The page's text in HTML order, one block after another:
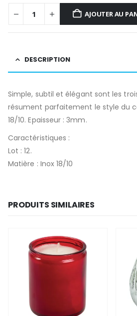
AJOUTER AU
DESCRIPTION
Simple, subtil et élégant sont les
résument parfaitement le style du
18/10. Epaisseur : 3mm.
Caractéristiques :
Lot : 12.
Matière : Inox 18/10
PRODUITS SIMILAIRES